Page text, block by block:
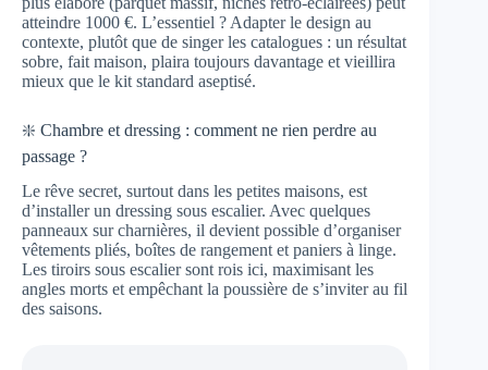
atteindre 1000 €. L’essentiel ? Adapter le design au
contexte, plutôt que de singer les catalogues : un résultat
sobre, fait maison, plaira toujours davantage et vieillira
mieux que le kit standard aseptisé.
❇️ Chambre et dressing : comment ne rien perdre au
passage ?
Le rêve secret, surtout dans les petites maisons, est
d’installer un dressing sous escalier. Avec quelques
panneaux sur charnières, il devient possible d’organiser
vêtements pliés, boîtes de rangement et paniers à linge.
Les tiroirs sous escalier sont rois ici, maximisant les
angles morts et empêchant la poussière de s’inviter au fil
des saisons.